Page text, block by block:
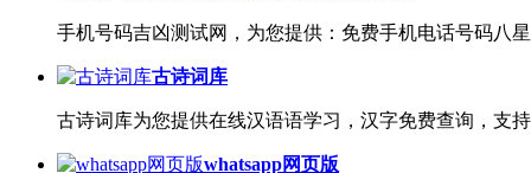
手机号码吉凶测试网，为您提供：免费手机电话号码八
古诗词库
古诗词库为您提供在线汉语语学习，汉字免费查询，支
whatsapp网页版